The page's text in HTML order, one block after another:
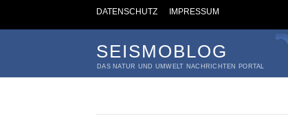
DATENSCHUTZ IMPRESSUM
SEISMOBLOG
DAS NATUR UND UMWELT NACHRICHTEN PORTAL